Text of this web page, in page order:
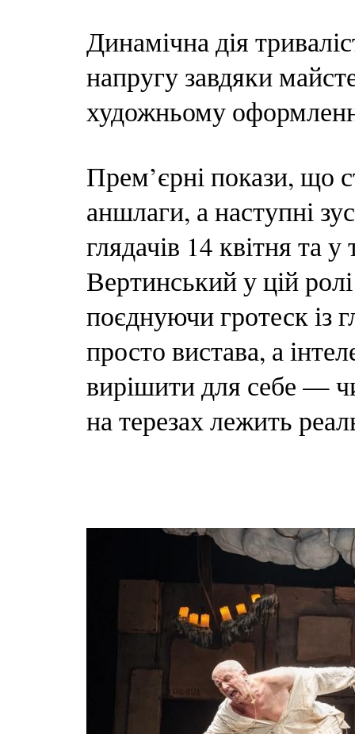
Динамічна дія
напругу завдяки
художньому
Прем’єрні покази, що
аншлаги, а наступні
глядачів 14 квітня та
Вертинський у цій
поєднуючи гротеск із
просто вистава, а
вирішити для себе —
на терезах лежить